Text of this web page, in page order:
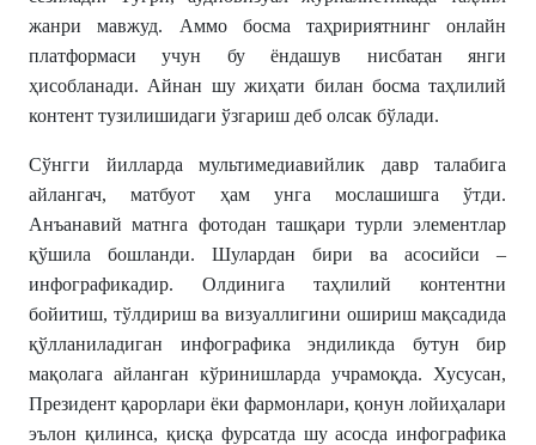
жанри мавжуд. Аммо босма таҳририятнинг онлайн
платформаси учун бу ёндашув нисбатан янги
ҳисобланади. Айнан шу жиҳати билан босма таҳлилий
контент тузилишидаги ўзгариш деб олсак бўлади.
Сўнгги йилларда мультимедиавийлик давр талабига
айлангач, матбуот ҳам унга мослашишга ўтди.
Анъанавий матнга фотодан ташқари турли элементлар
қўшила бошланди. Шулардан бири ва асосийси –
инфографикадир. Олдинига таҳлилий контентни
бойитиш, тўлдириш ва визуаллигини ошириш мақсадида
қўлланиладиган инфографика эндиликда бутун бир
мақолага айланган кўринишларда учрамоқда. Хусусан,
Президент қарорлари ёки фармонлари, қонун лойиҳалари
эълон қилинса, қисқа фурсатда шу асосда инфографика